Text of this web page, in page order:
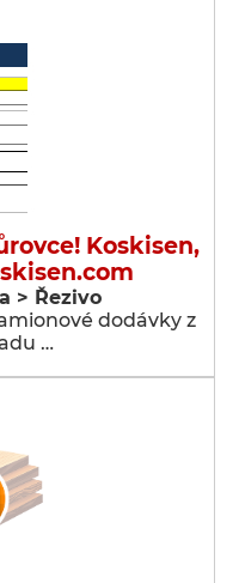
Koskisen,
> Řezivo
dodávky z
…